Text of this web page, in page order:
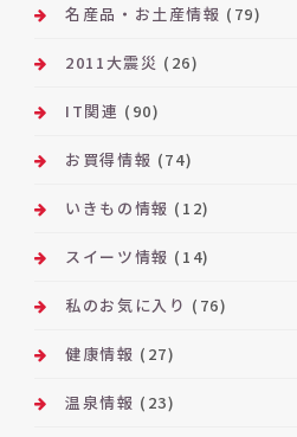
名産品・お土産情報 (79)
2011大震災 (26)
IT関連 (90)
お買得情報 (74)
いきもの情報 (12)
スイーツ情報 (14)
私のお気に入り (76)
健康情報 (27)
温泉情報 (23)